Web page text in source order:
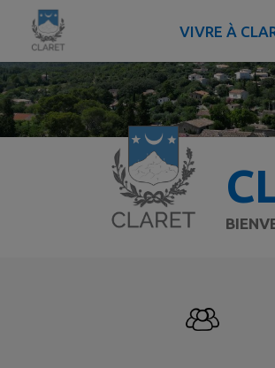
Contenu Recherche
VIVRE À